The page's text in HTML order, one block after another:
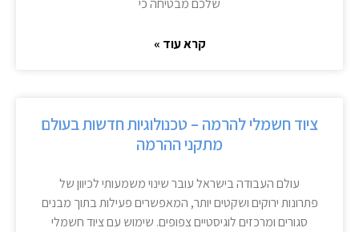
שלכם מבטיחה כי
קרא עוד »
ציוד חשמלי להרמה – טכנולוגיות חדשות בעולם
מתקני ההרמה
עולם העבודה בישראל עובר שינוי משמעותי לכיוון של
פתרונות ירוקים ושקטים יותר, המאפשרים פעילות בתוך מבנים
סגורים ומרכזים לוגיסטיים צפופים. שימוש עם ציוד חשמלי